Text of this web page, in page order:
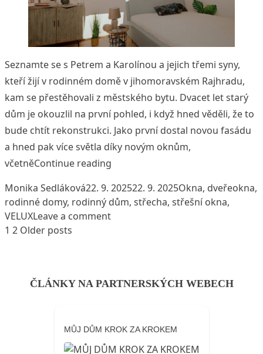
Seznamte se s Petrem a Karolínou a jejich třemi syny,
kteří žijí v rodinném domě v jihomoravském Rajhradu,
kam se přestěhovali z městského bytu. Dvacet let starý
dům je okouzlil na první pohled, i když hned věděli, že to
bude chtít rekonstrukci. Jako první dostal novou fasádu
a hned pak více světla díky novým oknům,
včetněContinue reading
Posted by
Monika Sedláková22. 9. 202522. 9. 2025Posted in
Okna, dveřeTags:
okna,
rodinné domy, rodinný dům, střecha, střešní okna,
VELUXLeave a commenton Se střešními okny VELUX
Stránkování
1 2 Older posts
ČLÁNKY NA PARTNERSKÝCH WEBECH
MŮJ DŮM KROK ZA KROKEM